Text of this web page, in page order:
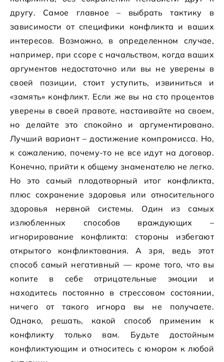
другу. Самое главное – выбрать тактику в
зависимости от специфики конфликта и ваших
интересов. Возможно, в определенном случае,
например, при ссоре с начальством, когда ваших
аргументов недостаточно или вы не уверены в
своей позиции, стоит уступить, извиниться и
«замять» конфликт. Если же вы на сто процентов
уверены в своей правоте, настаивайте на своем,
но делайте это спокойно и аргументировано.
Лучший вариант – достижение компромисса. Но,
к сожалению, почему-то не все идут на договор.
Конечно, прийти к общему знаменателю не легко.
Но это самый плодотворный итог конфликта,
плюс сохранение здоровья или относительного
здоровья нервной системы. Один из самых
излюбленных способов враждующих –
игнорирование конфликта: стороны избегают
открытого конфликтования. А зря, ведь этот
способ самый негативный — кроме того, что вы
копите в себе отрицательные эмоции и
находитесь постоянно в стрессовом состоянии,
ничего от такого игнора вы не получаете.
Однако, решать, какой способ применим к
конфликту только вам. Будьте достойным
конфликтующим и относитесь с юмором к любой